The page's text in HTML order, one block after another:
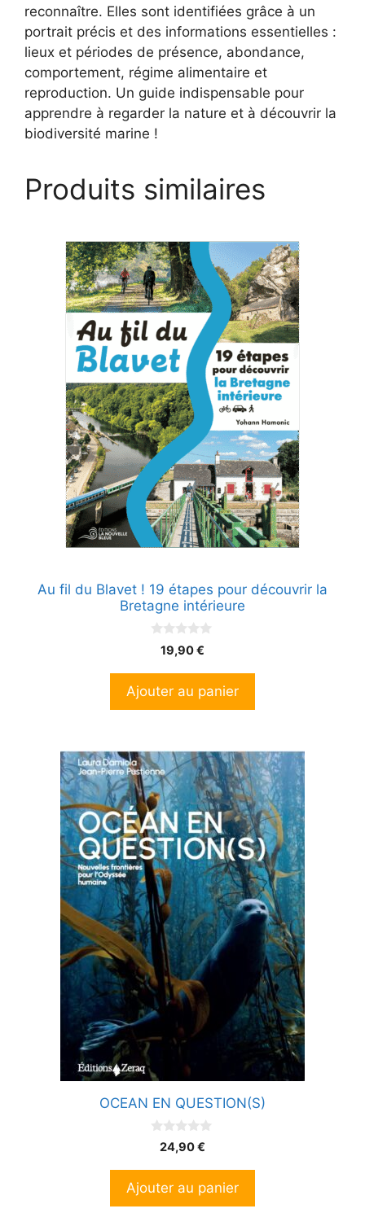
reconnaître. Elles sont identifiées grâce à un
portrait précis et des informations essentielles :
lieux et périodes de présence, abondance,
comportement, régime alimentaire et
reproduction. Un guide indispensable pour
apprendre à regarder la nature et à découvrir la
biodiversité marine !
Produits similaires
Au fil du Blavet ! 19 étapes pour découvrir la
Bretagne intérieure
5
19,90€
Ajouter au panier
OCEAN EN QUESTION(S)
s
5
24,90€
Ajouter au panier